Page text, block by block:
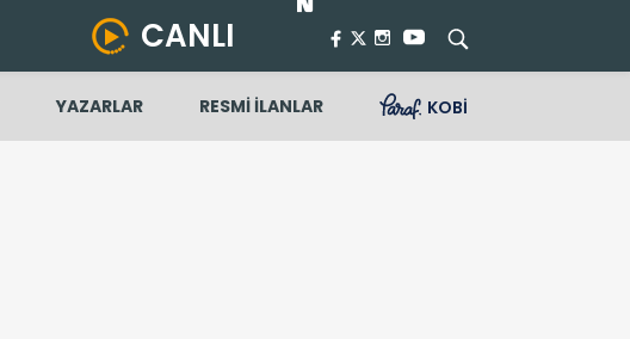
CANLI
YAZARLAR RESMİ İLANLAR KOBİ